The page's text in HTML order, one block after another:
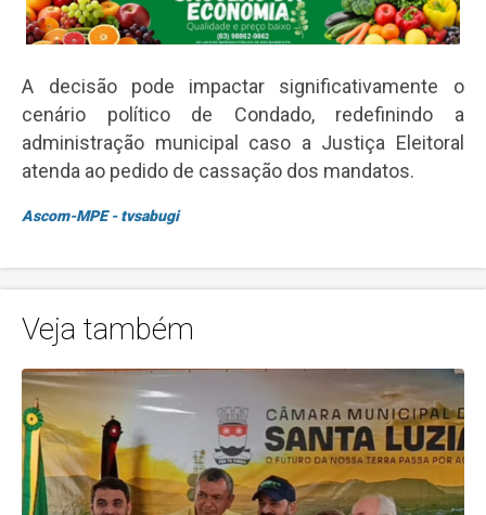
A decisão pode impactar significativamente o
cenário político de Condado, redefinindo a
administração municipal caso a Justiça Eleitoral
atenda ao pedido de cassação dos mandatos.
Ascom-MPE - tvsabugi
Veja também